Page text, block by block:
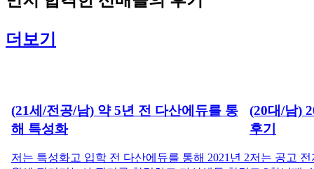
더보기
(21세/전공/남) 약 5년 전 다산에듀를 통
해 특성화
저는 특성화고 입학 전 다산에듀를 통해 2021년 2
(20대/남)
후기
저는 공고